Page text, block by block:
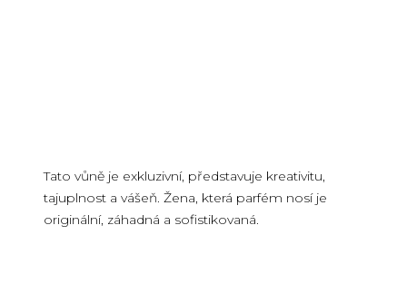
Tato vůně je exkluzivní, představuje kreativitu,
tajuplnost a vášeň. Žena, která parfém nosí je
originální, záhadná a sofistikovaná.